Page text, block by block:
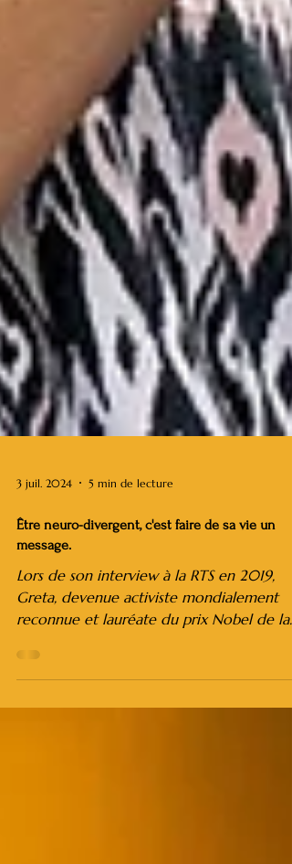
3 juil. 2024
Être neuro-divergent, c'est faire de sa vie un
Greta, devenue activiste mondialement
reconnue et lauréate du prix Nobel de la
paix, avait...